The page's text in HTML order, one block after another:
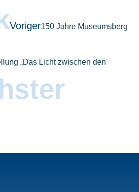
Voriger150 Jahre Museumsberg
„Das Licht zwischen den